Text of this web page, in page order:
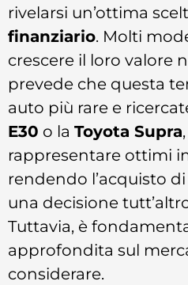
rivelarsi un’ottima
finanziario. Molti
crescere il loro valore
prevede che questa
auto più rare e
E30 o la Toyota Supra
rappresentare ottimi
rendendo l’acquisto
una decisione
Tuttavia, è
approfondita sul
considerare.